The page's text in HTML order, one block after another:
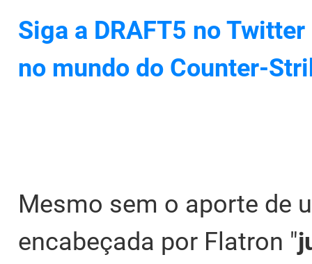
Siga a DRAFT5 no
no mundo do Counter-
Mesmo sem o aporte de
encabeçada por Flatron "⁠